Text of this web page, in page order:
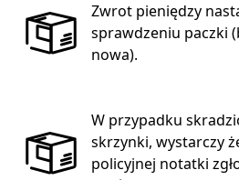
Zwrot pieniędzy
sprawdzeniu paczki
nowa).
W przypadku
skrzynki, wystarczy
policyjnej notatki